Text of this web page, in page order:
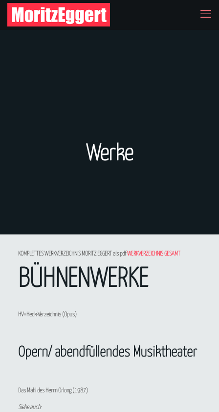
Werke
KOMPLETTES WERKVERZEICHNIS MORITZ EGGERT als pdfWERKVERZEICHNIS GESAMT
BÜHNENWERKE
HV=Heck-Verzeichnis (Opus)
Opern/ abendfüllendes Musiktheater
Das Mahl des Herrn Orlong(1987)
Siehe auch: